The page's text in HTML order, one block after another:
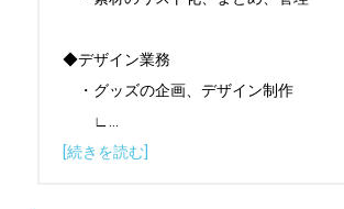
◆デザイン業務
・グッズの企画、デザイン制作
∟
[続きを読む]